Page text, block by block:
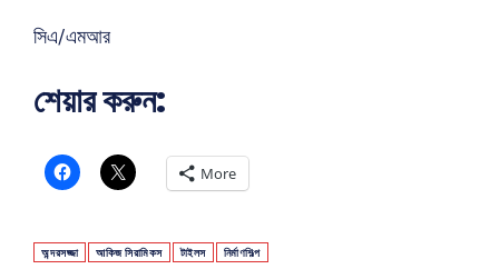
সিএ/এমআর
শেয়ার করুন:
More
অন্দরসজ্জা আকিজ সিরামিকস টাইলস নির্মাণশিল্প